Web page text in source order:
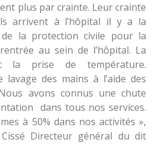
plus par crainte. Leur crainte
arrivent à l’hôpital il y a la
de la protection civile pour la
au sein de l’hôpital. La
la prise de température.
lavage des mains à l’aide des
avons connus une chute
dans tous nos services.
à 50% dans nos activités »,
Directeur général du dit